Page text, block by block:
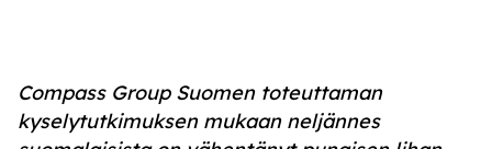
Compass Group Suomen toteuttaman
kyselytutkimuksen mukaan neljännes